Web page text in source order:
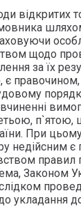
відкритих
щодо
за їх
є
п`ятою,
При
недійсним
правил
Законом
укладання